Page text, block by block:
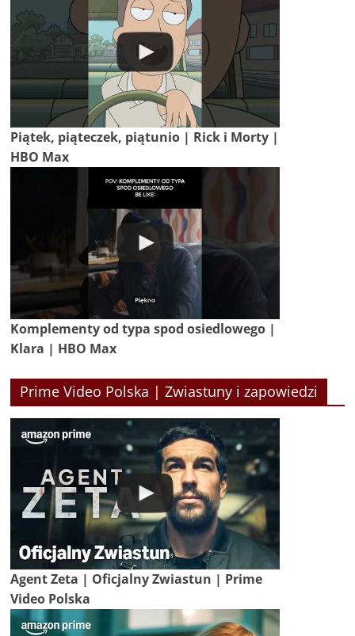
Piątek, piąteczek, piątunio | Rick i Morty |
HBO Max
Komplementy od typa spod osiedlowego |
Klara | HBO Max
Prime Video Polska | Zwiastuny i zapowiedzi
Agent Zeta | Oficjalny Zwiastun | Prime
Video Polska